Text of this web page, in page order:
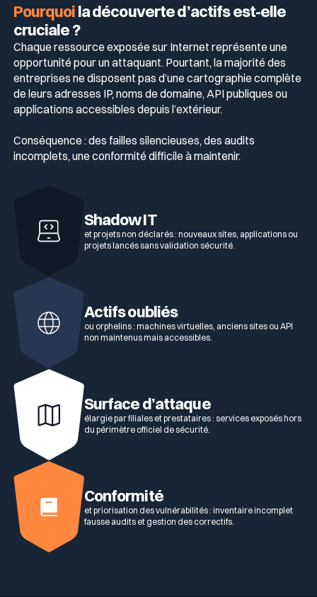
Pourquoila découverte d’actifs est-elle
cruciale ?
Chaque ressource exposée sur Internet représente une
opportunité pour un attaquant. Pourtant, la majorité des
entreprises ne disposent pas d’une cartographie complète
de leurs adresses IP, noms de domaine, API publiques ou
applications accessibles depuis l’extérieur.
Conséquence : des failles silencieuses, des audits
incomplets, une conformité difficile à maintenir.
Shadow IT
et projets non déclarés : nouveaux sites, applications ou
projets lancés sans validation sécurité.
Actifs oubliés
ou orphelins : machines virtuelles, anciens sites ou API
non maintenus mais accessibles.
Surface d’attaque
élargie par filiales et prestataires : services exposés hors
du périmètre officiel de sécurité.
Conformité
et priorisation des vulnérabilités : inventaire incomplet
fausse audits et gestion des correctifs.